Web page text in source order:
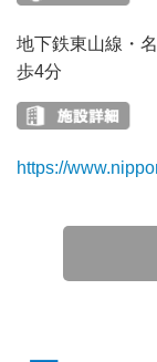
地下鉄東山線・
歩4分
https://